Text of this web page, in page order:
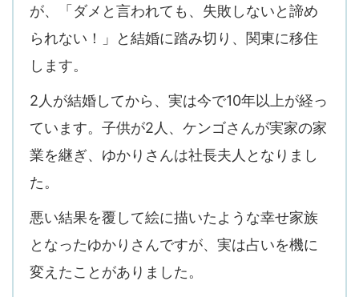
が、「ダメと言われても、失敗しないと諦め
られない！」と結婚に踏み切り、関東に移住
します。
2人が結婚してから、実は今で10年以上が経っ
ています。子供が2人、ケンゴさんが実家の家
業を継ぎ、ゆかりさんは社長夫人となりまし
た。
悪い結果を覆して絵に描いたような幸せ家族
となったゆかりさんですが、実は占いを機に
変えたことがありました。